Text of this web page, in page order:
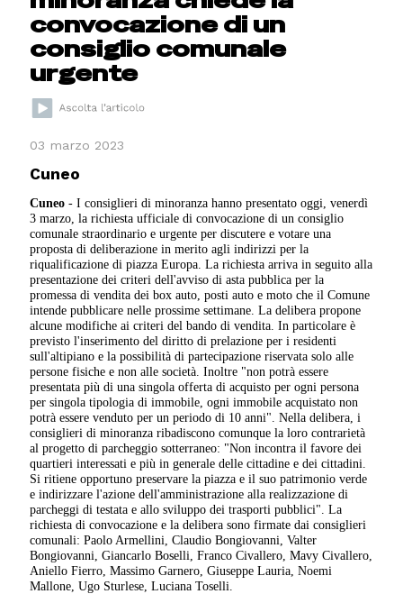
convocazione di un
consiglio comunale
urgente
03 marzo 2023
Cuneo
Cuneo - I consiglieri di minoranza hanno presentato oggi, venerdì
3 marzo, la richiesta ufficiale di convocazione di un consiglio
comunale straordinario e urgente per discutere e votare una
proposta di deliberazione in merito agli indirizzi per la
riqualificazione di piazza Europa. La richiesta arriva in seguito alla
presentazione dei criteri dell'avviso di asta pubblica per la
promessa di vendita dei box auto, posti auto e moto che il Comune
intende pubblicare nelle prossime settimane. La delibera propone
alcune modifiche ai criteri del bando di vendita. In particolare è
previsto l'inserimento del diritto di prelazione per i residenti
sull'altipiano e la possibilità di partecipazione riservata solo alle
persone fisiche e non alle società. Inoltre "non potrà essere
presentata più di una singola offerta di acquisto per ogni persona
per singola tipologia di immobile, ogni immobile acquistato non
potrà essere venduto per un periodo di 10 anni". Nella delibera, i
consiglieri di minoranza ribadiscono comunque la loro contrarietà
al progetto di parcheggio sotterraneo: "Non incontra il favore dei
quartieri interessati e più in generale delle cittadine e dei cittadini.
Si ritiene opportuno preservare la piazza e il suo patrimonio verde
e indirizzare l'azione dell'amministrazione alla realizzazione di
parcheggi di testata e allo sviluppo dei trasporti pubblici". La
richiesta di convocazione e la delibera sono firmate dai consiglieri
comunali: Paolo Armellini, Claudio Bongiovanni, Valter
Bongiovanni, Giancarlo Boselli, Franco Civallero, Mavy Civallero,
Aniello Fierro, Massimo Garnero, Giuseppe Lauria, Noemi
Mallone, Ugo Sturlese, Luciana Toselli.